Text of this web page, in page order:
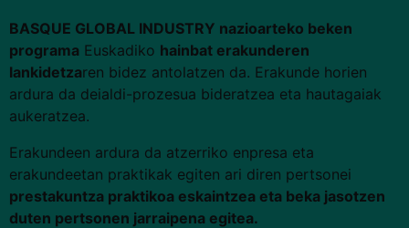
BASQUE GLOBAL INDUSTRY nazioarteko beken
programa Euskadiko hainbat erakunderen
lankidetzaren bidez antolatzen da. Erakunde horien
ardura da deialdi-prozesua bideratzea eta hautagaiak
aukeratzea.
Erakundeen ardura da atzerriko enpresa eta
erakundeetan praktikak egiten ari diren pertsonei
prestakuntza praktikoa eskaintzea eta beka jasotzen
duten pertsonen jarraipena egitea.